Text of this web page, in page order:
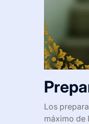
Los
máximo de